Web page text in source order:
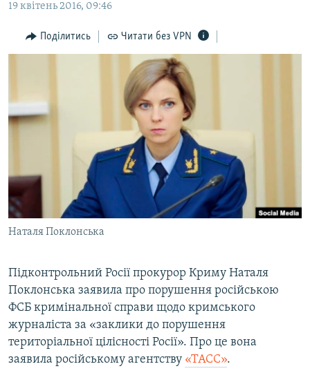
Перейти
пошукуІНТЕРВ'Ю
ДЕПОРТАЦІЯ
СВІДЧЕННЯ ОКУПАЦІЇ
УКРАЇНСЬКА ПРОБЛЕМА КРИМУ
ІНФОГРАФІКА
ЯК ОБІЙТИ БЛОКУВАННЯ
Qırımtatar
ДОЛУЧАЙСЯ!
Усі сайти RFE/RL
19 квітень 2016, 09:46
Поділитись Читати без VPN
Наталя Поклонська
Підконтрольний Росії прокурор Криму Наталя
Поклонська заявила про порушення російською
ФСБ кримінальної справи щодо кримського
журналіста за «заклики до порушення
територіальної цілісності Росії». Про це вона
заявила російському агентству «ТАСС».